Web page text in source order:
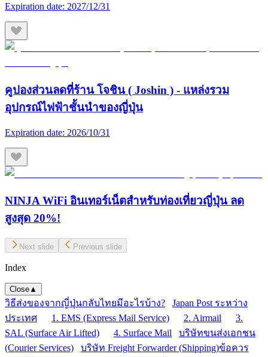
Expiration date: 2027/12/31
คูปองส่วนลดที่ร้าน โจชิน ( Joshin ) - แหล่งรวม
อุปกรณ์ไฟฟ้าชั้นนำของญี่ปุ่น
Expiration date: 2026/10/31
NINJA WiFi อินเทอร์เน็ตสำหรับท่องเที่ยวญี่ปุ่น ลด
สูงสุด 20%!
Next slide Previous slide
Index
Close▲
วิธีส่งของจากญี่ปุ่นกลับไทยมีอะไรบ้าง?
Japan Post ระหว่าง
ประเทศ
1. EMS (Express Mail Service) 2. Airmail
3.
SAL (Surface Air Lifted)
4. Surface Mail
บริษัทขนส่งเอกชน
(Courier Services)
บริษัท Freight Forwarder (Shipping)ข้อควร